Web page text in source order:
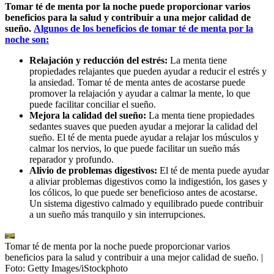
Tomar té de menta por la noche puede proporcionar varios
beneficios para la salud y contribuir a una mejor calidad de
sueño. Algunos de los beneficios de tomar té de menta por la
noche son:
Relajación y reducción del estrés: La menta tiene
propiedades relajantes que pueden ayudar a reducir el estrés y
la ansiedad. Tomar té de menta antes de acostarse puede
promover la relajación y ayudar a calmar la mente, lo que
puede facilitar conciliar el sueño.
Mejora la calidad del sueño: La menta tiene propiedades
sedantes suaves que pueden ayudar a mejorar la calidad del
sueño. El té de menta puede ayudar a relajar los músculos y
calmar los nervios, lo que puede facilitar un sueño más
reparador y profundo.
Alivio de problemas digestivos: El té de menta puede ayudar
a aliviar problemas digestivos como la indigestión, los gases y
los cólicos, lo que puede ser beneficioso antes de acostarse.
Un sistema digestivo calmado y equilibrado puede contribuir
a un sueño más tranquilo y sin interrupciones.
Tomar té de menta por la noche puede proporcionar varios
beneficios para la salud y contribuir a una mejor calidad de sueño. |
Foto: Getty Images/iStockphoto